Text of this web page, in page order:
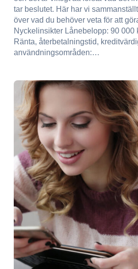
tar beslutet. Här har vi
över vad du behöver veta för att
Nyckelinsikter Lånebelopp: 90 000
Ränta, återbetalningstid,
användningsområden:…